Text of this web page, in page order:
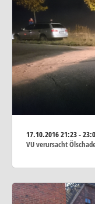
17.10.201621:23 -
VU verursacht